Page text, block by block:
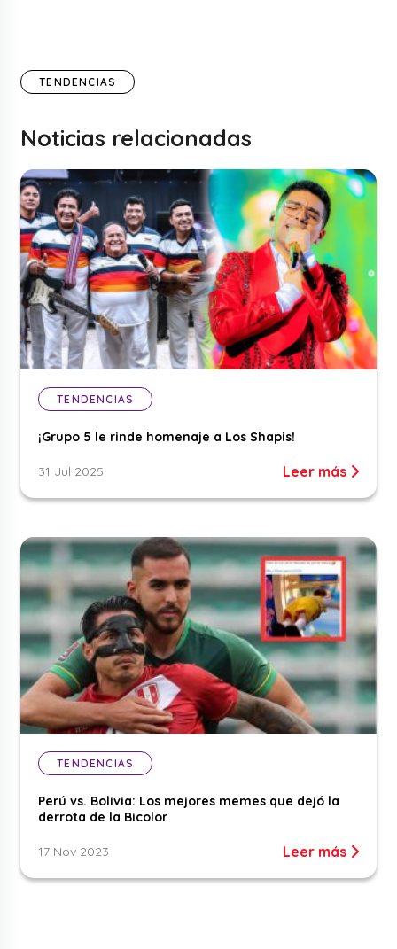
TENDENCIAS
Noticias relacionadas
TENDENCIAS
¡Grupo 5 le rinde homenaje a Los Shapis!
31 Jul 2025 Leer más
TENDENCIAS
Perú vs. Bolivia: Los mejores memes que dejó la
derrota de la Bicolor
17 Nov 2023 Leer más